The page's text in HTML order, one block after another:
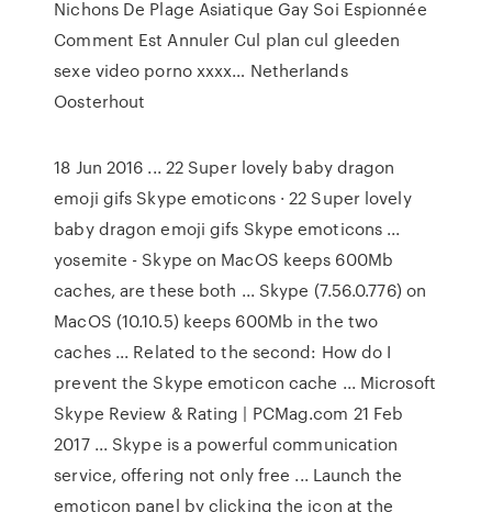
Nichons De Plage Asiatique Gay Soi Espionnée
Comment Est Annuler Cul plan cul gleeden
sexe video porno xxxx… Netherlands
Oosterhout
18 Jun 2016 ... 22 Super lovely baby dragon
emoji gifs Skype emoticons · 22 Super lovely
baby dragon emoji gifs Skype emoticons ...
yosemite - Skype on MacOS keeps 600Mb
caches, are these both ... Skype (7.56.0.776) on
MacOS (10.10.5) keeps 600Mb in the two
caches ... Related to the second: How do I
prevent the Skype emoticon cache ... Microsoft
Skype Review & Rating | PCMag.com 21 Feb
2017 ... Skype is a powerful communication
service, offering not only free ... Launch the
emoticon panel by clicking the icon at the